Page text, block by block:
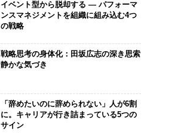
イベント型から脱却する ― パフォーマ
ンスマネジメントを組織に組み込む4つ
の戦略
戦略思考の身体化：田坂広志の深き思索
静かな気づき
「辞めたいのに辞められない」人が6割
に。キャリアが行き詰まっている5つの
サイン